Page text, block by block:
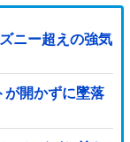
ニー超えの強気
が開かずに墜落